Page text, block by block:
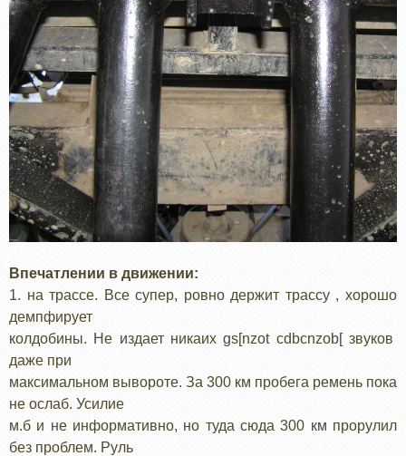
Впечатлении в движении:
1. на трассе. Все супер, ровно держит трассу , хорошо
демпфирует
колдобины. Не издает никаих gs[nzot cdbcnzob[ звуков
даже при
максимальном вывороте. За 300 км пробега ремень пока
не ослаб. Усилие
м.б и не информативно, но туда сюда 300 км прорулил
без проблем. Руль